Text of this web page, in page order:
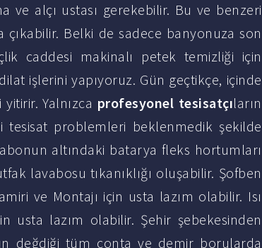
ve alçı ustası gerekebilir. Bu ve benzeri
Belki de sadece banyonuza son
caddesi makinalı petek temizliği için
işlerini yapıyoruz. Gün geçtikçe, içinde
Yalnızca profesyonel tesisatçıların
tesisat problemleri beklenmedik şekilde
altındaki batarya fleks hortumları
lavabosu tıkanıklığı oluşabilir. Şofben
ve Montajı için usta lazım olabilir. Isı
usta lazım olabilir. Şehir şebekesinden
değdiği tüm conta ve demir borularda